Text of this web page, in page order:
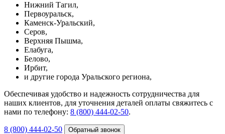
Нижний Тагил,
Первоуральск,
Каменск-Уральский,
Серов,
Верхняя Пышма,
Елабуга,
Белово,
Ирбит,
и другие города Уральского региона,
Обеспечивая удобство и надежность сотрудничества для
наших клиентов, для уточнения деталей оплаты свяжитесь с
нами по телефону: 8 (800) 444-02-50.
8 (800) 444-02-50